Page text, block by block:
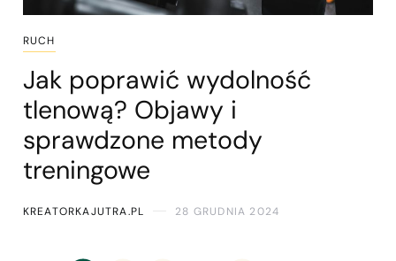
RUCH
Jak poprawić wydolność
tlenową? Objawy i
sprawdzone metody
treningowe
KREATORKAJUTRA.PL 28 GRUDNIA 2024